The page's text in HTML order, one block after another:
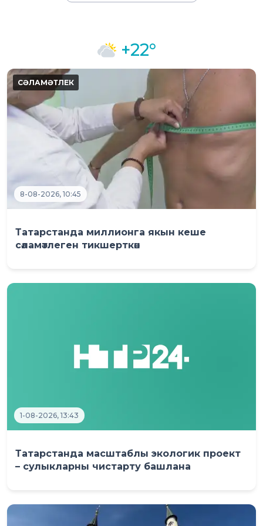
+22°
8-08-2026, 10:45
Татарстанда миллионга якын кеше
сәламәтлеген тикшерткән
1-08-2026, 13:43
Татарстанда масштаблы экологик проект
– сулыкларны чистарту башлана